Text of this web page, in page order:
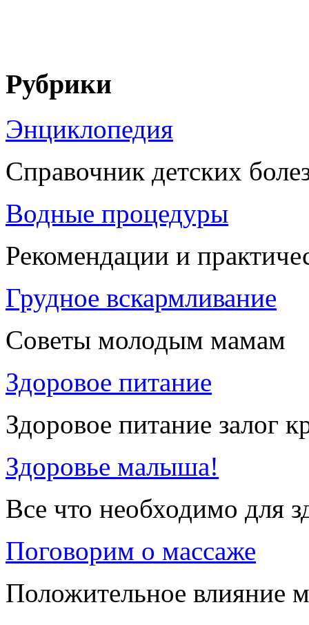
Рубрики
Энциклопедия
Справочник детских
Водные процедуры
Рекомендации и
Грудное вскармливание
Советы молодым мамам
Здоровое питание
Здоровое питание залог
Здоровье малыша!
Все что необходимо для
Поговорим о массаже
Положительное влияние